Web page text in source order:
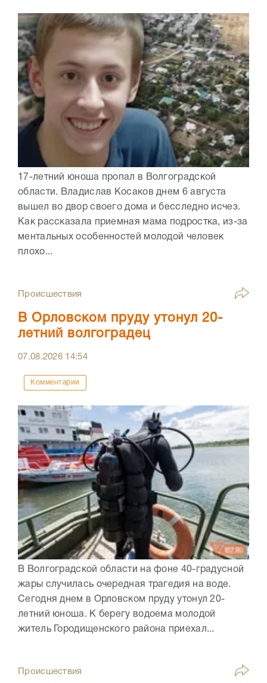
17-летний юноша пропал в Волгоградской
области. Владислав Косаков днем 6 августа
вышел во двор своего дома и бесследно исчез.
Как рассказала приемная мама подростка, из-за
ментальных особенностей молодой человек
плохо...
Происшествия
В Орловском пруду утонул 20-
летний волгоградец
07.08.2026 14:54
Комментарии
В Волгоградской области на фоне 40-градусной
жары случилась очередная трагедия на воде.
Сегодня днем в Орловском пруду утонул 20-
летний юноша. К берегу водоема молодой
житель Городищенского района приехал...
Происшествия